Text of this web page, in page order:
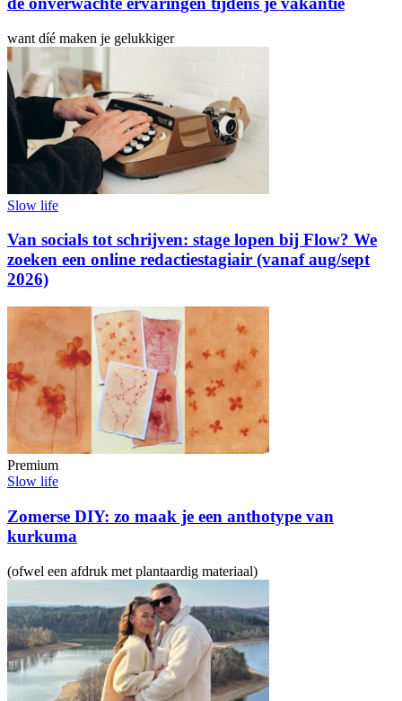
want díé maken je gelukkiger
Slow life
Van socials tot schrijven: stage lopen bij Flow? We
zoeken een online redactiestagiair (vanaf aug/sept
2026)
Premium
Slow life
Zomerse DIY: zo maak je een anthotype van
kurkuma
(ofwel een afdruk met plantaardig materiaal)